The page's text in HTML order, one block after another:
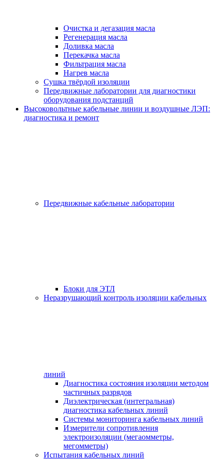
Очистка и дегазация масла
Регенерация масла
Доливка масла
Перекачка масла
Фильтрация масла
Нагрев масла
Сушка твёрдой изоляции
Передвижные лаборатории для диагностики
оборудования подстанций
Высоковольтные кабельные линии и воздушные ЛЭП:
диагностика и ремонт
Передвижные кабельные лаборатории
Блоки для ЭТЛ
Неразрушающий контроль изоляции кабельных
линий
Диагностика состояния изоляции методом
частичных разрядов
Диэлектрическая (интегральная)
диагностика кабельных линий
Системы мониторинга кабельных линий
Измерители сопротивления
электроизоляции (мегаомметры,
мегомметры)
Испытания кабельных линий